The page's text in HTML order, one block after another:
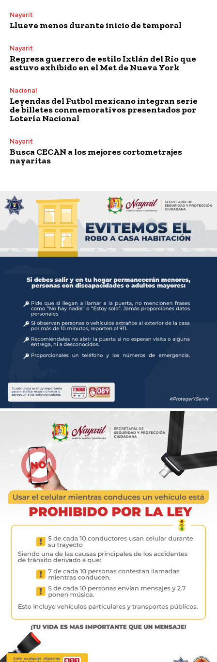
Nayarit
Llueve menos durante inicio de temporal
Nayarit
Regresa guerrero de estilo Ixtlán del Río que
estuvo exhibido en el Met de Nueva York
Nacional
Leyendas del Futbol mexicano integran serie
de billetes conmemorativos presentados por
Lotería Nacional
Nayarit
Busca CECAN a los mejores cortometrajes
nayaritas